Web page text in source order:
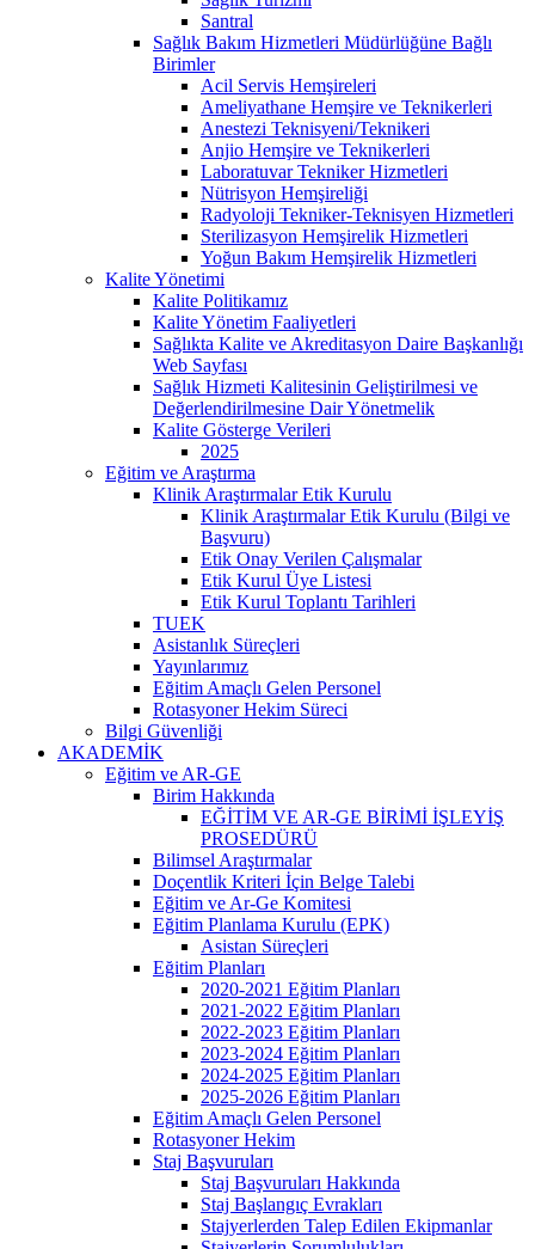
Santral
Sağlık Bakım Hizmetleri Müdürlüğüne Bağlı
Birimler
Acil Servis Hemşireleri
Ameliyathane Hemşire ve Teknikerleri
Anestezi Teknisyeni/Teknikeri
Anjio Hemşire ve Teknikerleri
Laboratuvar Tekniker Hizmetleri
Nütrisyon Hemşireliği
Radyoloji Tekniker-Teknisyen Hizmetleri
Sterilizasyon Hemşirelik Hizmetleri
Yoğun Bakım Hemşirelik Hizmetleri
Kalite Yönetimi
Kalite Politikamız
Kalite Yönetim Faaliyetleri
Sağlıkta Kalite ve Akreditasyon Daire Başkanlığı
Web Sayfası
Sağlık Hizmeti Kalitesinin Geliştirilmesi ve
Değerlendirilmesine Dair Yönetmelik
Kalite Gösterge Verileri
2025
Eğitim ve Araştırma
Klinik Araştırmalar Etik Kurulu
Klinik Araştırmalar Etik Kurulu (Bilgi ve
Başvuru)
Etik Onay Verilen Çalışmalar
Etik Kurul Üye Listesi
Etik Kurul Toplantı Tarihleri
TUEK
Asistanlık Süreçleri
Yayınlarımız
Eğitim Amaçlı Gelen Personel
Rotasyoner Hekim Süreci
Bilgi Güvenliği
AKADEMİK
Eğitim ve AR-GE
Birim Hakkında
EĞİTİM VE AR-GE BİRİMİ İŞLEYİŞ
PROSEDÜRÜ
Bilimsel Araştırmalar
Doçentlik Kriteri İçin Belge Talebi
Eğitim ve Ar-Ge Komitesi
Eğitim Planlama Kurulu (EPK)
Asistan Süreçleri
Eğitim Planları
2020-2021 Eğitim Planları
2021-2022 Eğitim Planları
2022-2023 Eğitim Planları
2023-2024 Eğitim Planları
2024-2025 Eğitim Planları
2025-2026 Eğitim Planları
Eğitim Amaçlı Gelen Personel
Rotasyoner Hekim
Staj Başvuruları
Staj Başvuruları Hakkında
Staj Başlangıç Evrakları
Stajyerlerden Talep Edilen Ekipmanlar